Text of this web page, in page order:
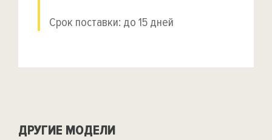
Срок поставки: до 15 дней
ДРУГИЕ МОДЕЛИ